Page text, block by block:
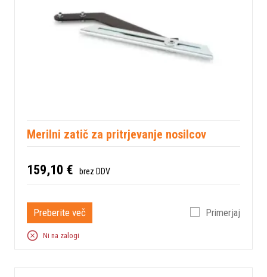
Merilni zatič za pritrjevanje nosilcov
159,10 € brez DDV
Preberite več Primerjaj
Ni na zalogi